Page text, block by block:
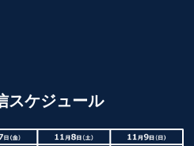
スケジュール